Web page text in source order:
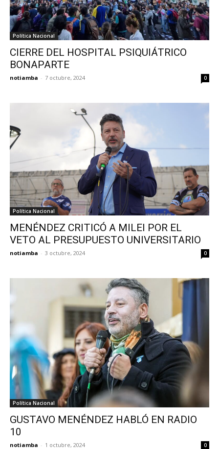
Política Nacional
CIERRE DEL HOSPITAL PSIQUIÁTRICO
BONAPARTE
notiamba - 7 octubre, 2024 0
Política Nacional
MENÉNDEZ CRITICÓ A MILEI POR EL
VETO AL PRESUPUESTO UNIVERSITARIO
notiamba - 3 octubre, 2024 0
Política Nacional
GUSTAVO MENÉNDEZ HABLÓ EN RADIO
10
notiamba - 1 octubre, 2024 0